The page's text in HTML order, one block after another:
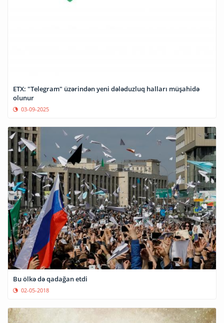
ETX: "Telegram" üzərindən yeni dələduzluq halları müşahidə
olunur
03-09-2025
Bu ölkə də qadağan etdi
02-05-2018